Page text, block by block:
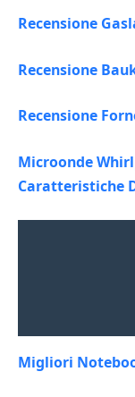
Recensione
Recensione
Recensione
Microonde
Caratteristiche
Migliori